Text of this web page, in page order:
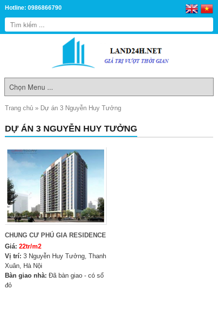
Hotline: 0986866790
Trang chủ » Dự án 3 Nguyễn Huy Tưởng
DỰ ÁN 3 NGUYỄN HUY TƯỞNG
CHUNG CƯ PHÚ GIA RESIDENCE
Giá: 22tr/m2
Vị trí: 3 Nguyễn Huy Tưởng, Thanh
Xuân, Hà Nội
Bàn giao nhà: Đã bàn giao - có sổ
đỏ